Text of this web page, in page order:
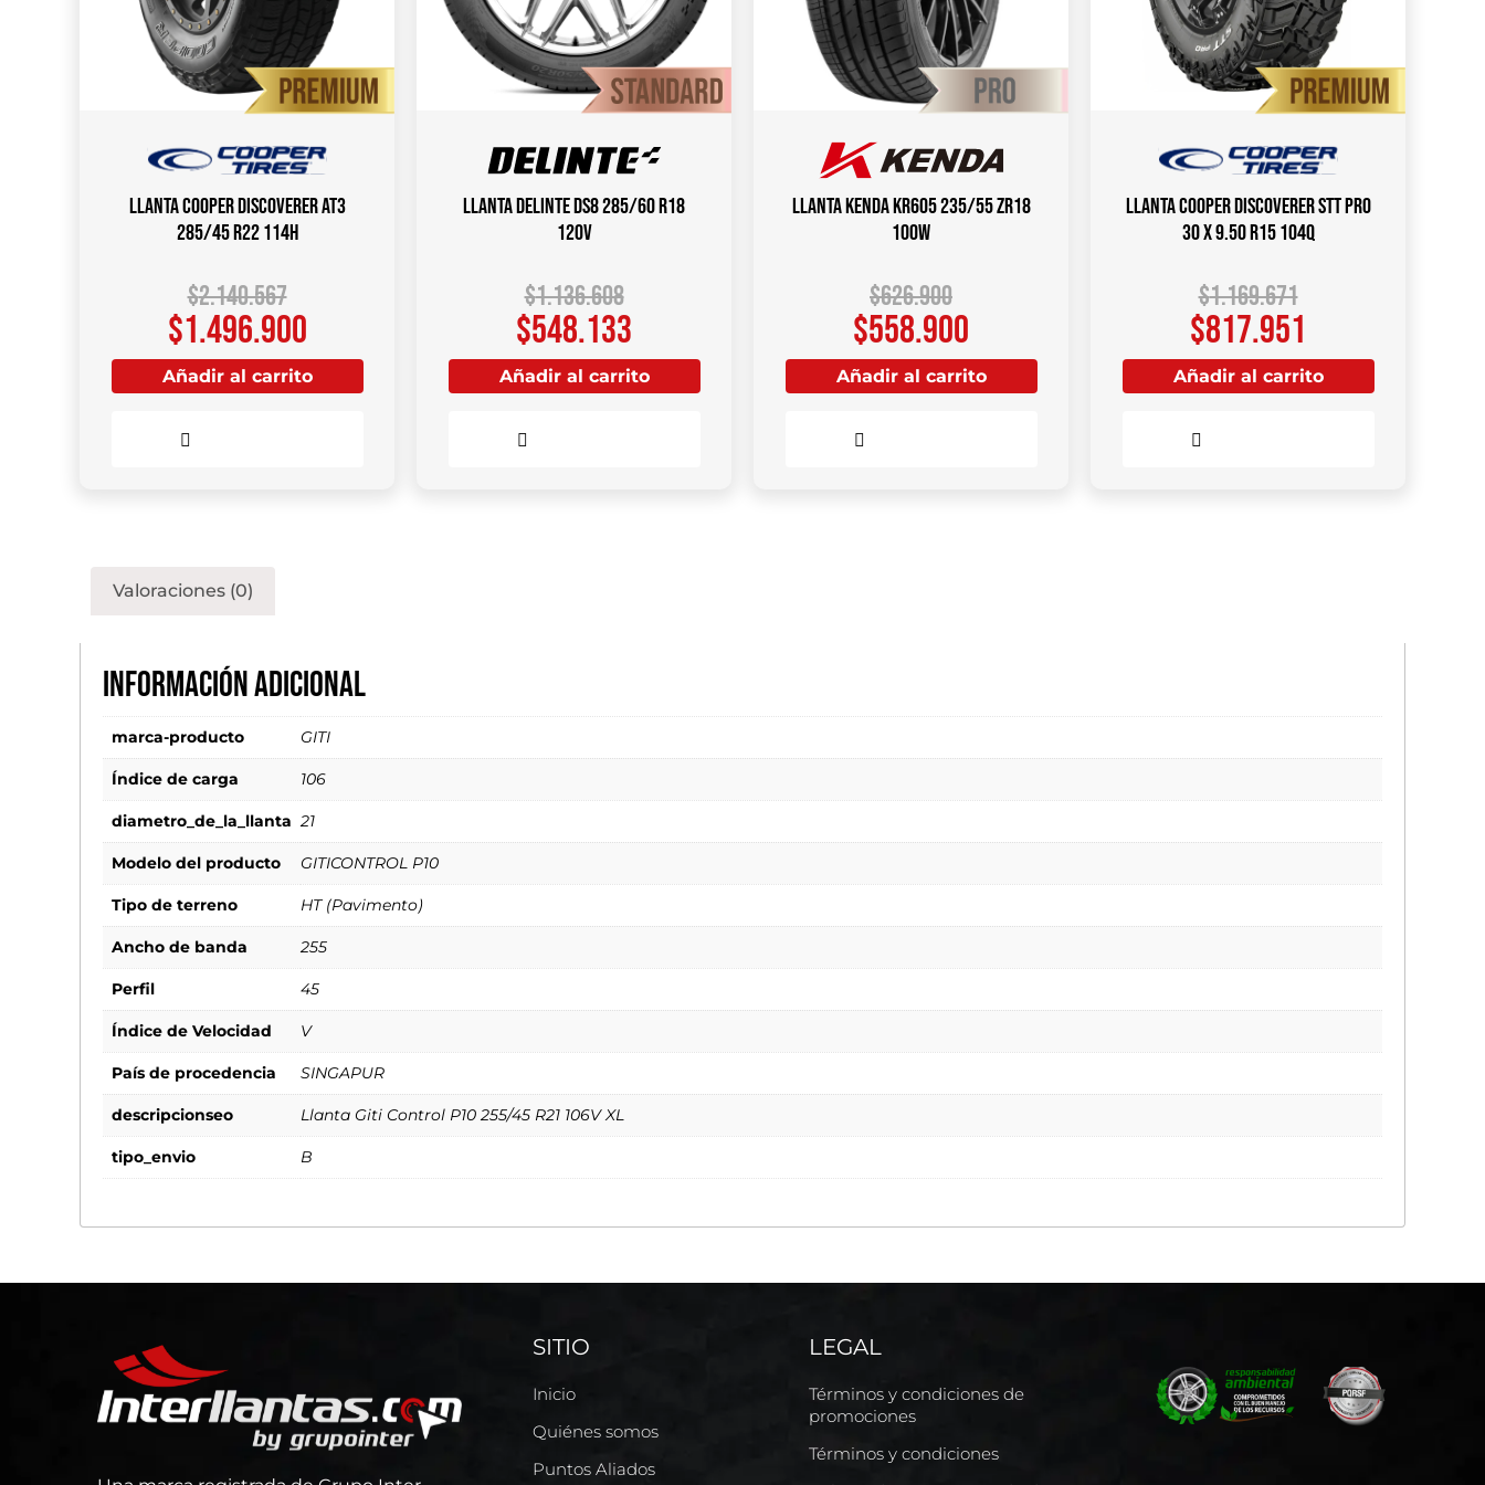
Llanta COOPER DISCOVERER AT3
285/45 R22 114H
$2.140.567
$1.496.900
Añadir al carrito
Llanta DELINTE DS8 285/60 R18
120V
$1.136.608
$548.133
Añadir al carrito
Llanta KENDA KR605 235/55 ZR18
100W
$626.900
$558.900
Añadir al carrito
Llanta COOPER DISCOVERER STT PRO
30 X 9.50 R15 104Q
$1.169.671
$817.951
Añadir al carrito
Valoraciones (0)
Información adicional
marca-producto GITI
Índice de carga 106
diametro_de_la_llanta 21
Modelo del producto GITICONTROL P10
Tipo de terreno HT (Pavimento)
Ancho de banda 255
Perfil 45
Índice de Velocidad V
País de procedencia SINGAPUR
descripcionseo Llanta Giti Control P10 255/45 R21 106V XL
tipo_envio B
SITIO
Inicio
Quiénes somos
Puntos Aliados
LEGAL
Términos y condiciones de
promociones
Términos y condiciones